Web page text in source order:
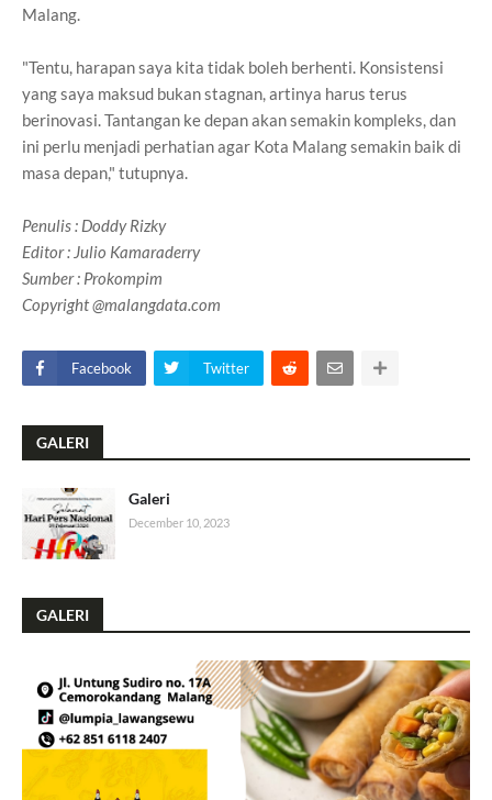
Malang.
"Tentu, harapan saya kita tidak boleh berhenti. Konsistensi
yang saya maksud bukan stagnan, artinya harus terus
berinovasi. Tantangan ke depan akan semakin kompleks, dan
ini perlu menjadi perhatian agar Kota Malang semakin baik di
masa depan," tutupnya.
Penulis: Doddy Rizky
Editor : Julio Kamaraderry
Sumber : Prokompim
Copyright @malangdata.com
Facebook Twitter
GALERI
Galeri
December 10, 2023
GALERI